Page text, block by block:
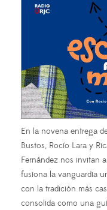
En la novena entrega
Bustos, Rocío Lara y
Fernández nos invitan
fusiona la vanguardia
con la tradición más
consolida como una